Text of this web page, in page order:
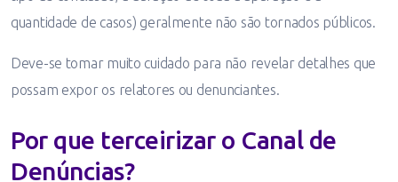
quantidade de casos) geralmente não são tornados públicos.
Deve-se tomar muito cuidado para não revelar detalhes que
possam expor os relatores ou denunciantes.
Por que terceirizar o Canal de
Denúncias?